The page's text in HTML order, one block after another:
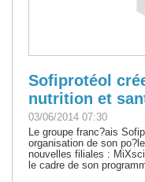
Sofiprotéol
nutrition et
03/06/2014 07:30
Le groupe franc?ais
organisation de son
nouvelles filiales :
le cadre de son